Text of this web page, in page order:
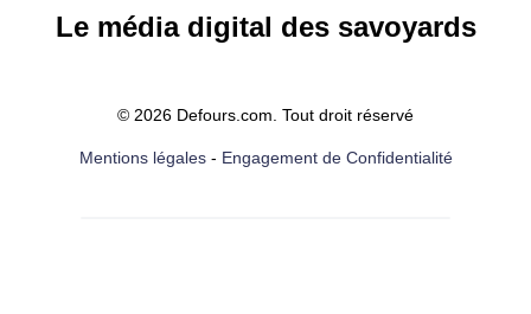
Le média digital des savoyards
© 2026 Defours.com. Tout droit réservé
Mentions légales- Engagement de Confidentialité